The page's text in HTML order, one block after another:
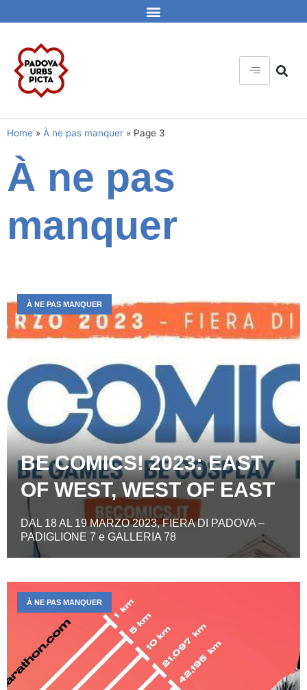
Home » À ne pas manquer » Page 3
À ne pas
manquer
BE COMICS! 2023: EAST
OF WEST, WEST OF EAST
DAL 18 AL 19 MARZO 2023, FIERA DI PADOVA –
PADIGLIONE 7 e GALLERIA 78
À NE PAS MANQUER
À NE PAS MANQUER